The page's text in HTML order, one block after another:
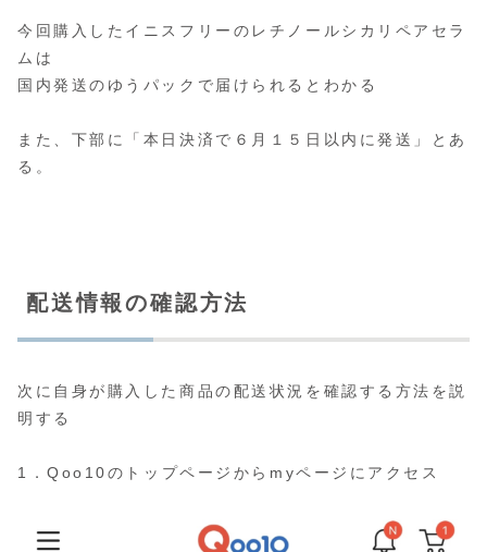
今回購入したイニスフリーのレチノールシカリペアセラ
ムは
国内発送のゆうパックで届けられるとわかる
また、下部に「本日決済で６月１５日以内に発送」とあ
る。
配送情報の確認方法
次に自身が購入した商品の配送状況を確認する方法を説
明する
1．Qoo10のトップページからmyページにアクセス